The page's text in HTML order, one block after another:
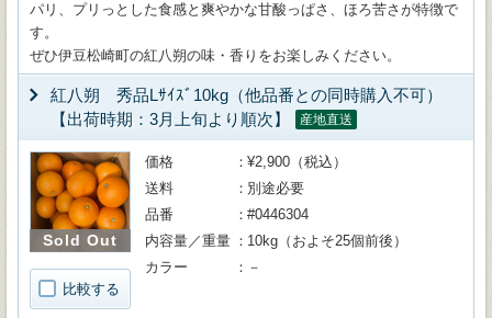
パリ、プリっとした食感と爽やかな甘酸っぱさ、ほろ苦さが特徴で
す。
ぜひ伊豆松崎町の紅八朔の味・香りをお楽しみください。
紅八朔 秀品Lｻｲｽﾞ10kg（他品番との同時購入不可）
【出荷時期：3月上旬より順次】
産地直送
Sold Out
比較する
価格
¥2,900（税込）
送料
別途必要
品番
#0446304
内容量／重量
10kg（およそ25個前後）
カラー
－